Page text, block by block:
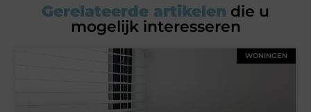
Gerelateerde artikelen die u
mogelijk interesseren
WONINGEN